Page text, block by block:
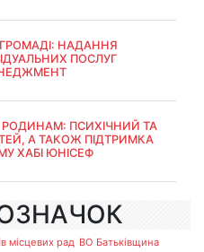
ГРОМАДІ: НАДАННЯ
ПОСЛУГ
ПСИХІЧНИЙ ТА
А ТАКОЖ ПІДТРИМКА
ХАБІ ЮНІСЕФ
місцевих рад ВО Батьківщина